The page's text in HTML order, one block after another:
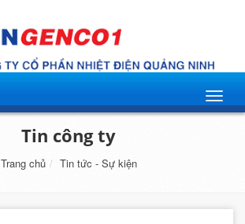
Tin công ty
Trang chủ Tin tức - Sự kiện